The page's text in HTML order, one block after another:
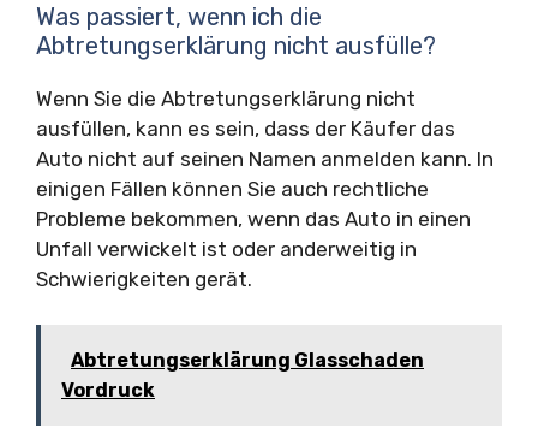
Was passiert, wenn ich die
Abtretungserklärung nicht ausfülle?
Wenn Sie die Abtretungserklärung nicht
ausfüllen, kann es sein, dass der Käufer das
Auto nicht auf seinen Namen anmelden kann. In
einigen Fällen können Sie auch rechtliche
Probleme bekommen, wenn das Auto in einen
Unfall verwickelt ist oder anderweitig in
Schwierigkeiten gerät.
Abtretungserklärung Glasschaden
Vordruck